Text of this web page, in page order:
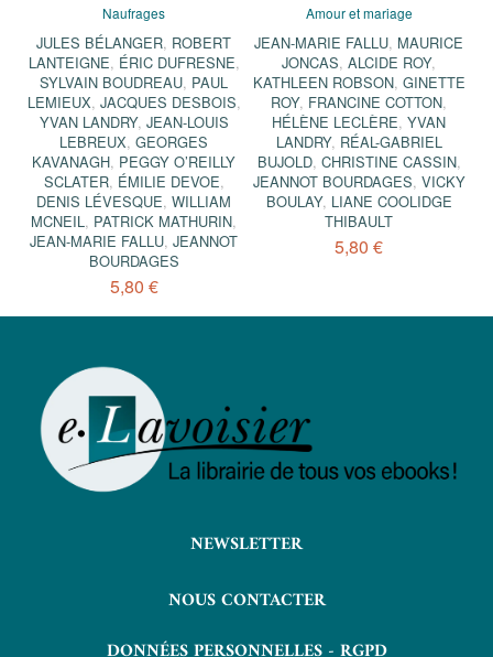
Naufrages
JULES BÉLANGER, ROBERT
LANTEIGNE, ÉRIC DUFRESNE,
SYLVAIN BOUDREAU, PAUL
LEMIEUX, JACQUES DESBOIS,
YVAN LANDRY, JEAN-LOUIS
LEBREUX,GEORGES
KAVANAGH, PEGGY O’REILLY
SCLATER, ÉMILIE DEVOE,
DENIS LÉVESQUE,WILLIAM
MCNEIL, PATRICK MATHURIN,
JEAN-MARIE FALLU,JEANNOT
BOURDAGES
5,80 €
Amour et mariage
JEAN-MARIE FALLU, MAURICE
JONCAS,ALCIDE ROY,
KATHLEEN ROBSON, GINETTE
ROY, FRANCINE COTTON,
HÉLÈNE LECLÈRE,YVAN
LANDRY, RÉAL-GABRIEL
BUJOLD, CHRISTINE CASSIN,
JEANNOT BOURDAGES, VICKY
BOULAY, LIANE COOLIDGE
THIBAULT
5,80 €
NEWSLETTER
NOUS CONTACTER